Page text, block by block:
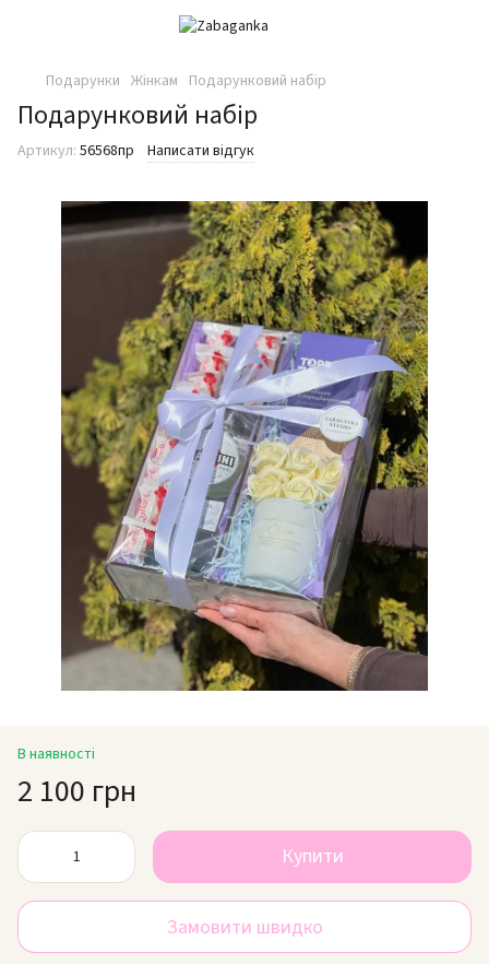
Подарунки Жінкам Подарунковий набір
Подарунковий набір
Артикул: 56568пр Написати відгук
В наявності
2 100 грн
Купити
Замовити швидко